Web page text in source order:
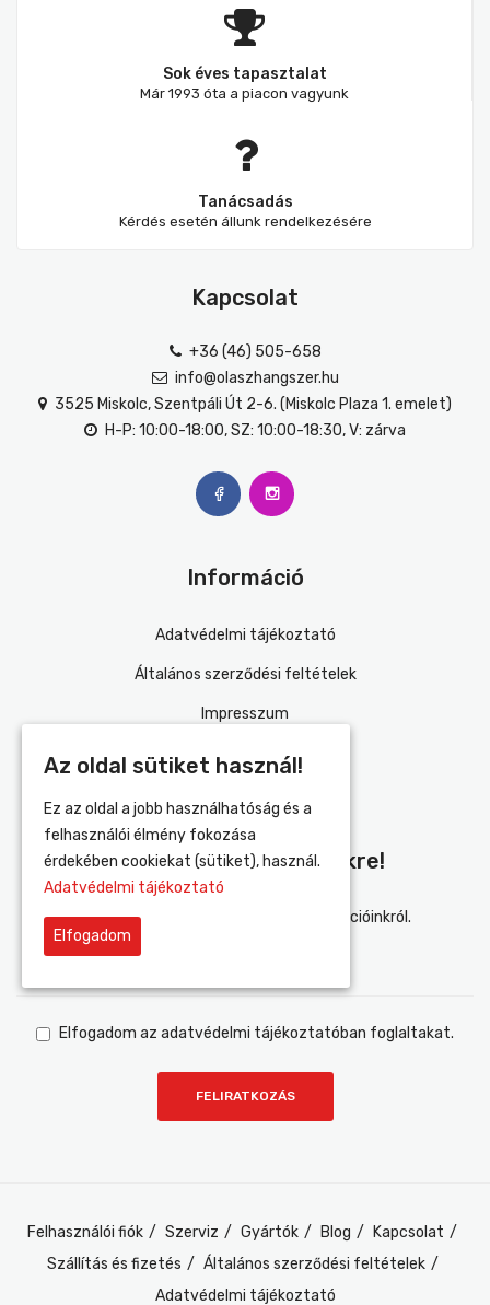
Sok éves tapasztalat
Már 1993 óta a piacon vagyunk
Tanácsadás
Kérdés esetén állunk rendelkezésére
Kapcsolat
+36 (46) 505-658
info@olaszhangszer.hu
3525 Miskolc, Szentpáli Út 2-6. (Miskolc Plaza 1. emelet)
H-P: 10:00-18:00, SZ: 10:00-18:30, V: zárva
Információ
Adatvédelmi tájékoztató
Általános szerződési feltételek
Impresszum
Szállítás és fizetés
Iratkozz Fel Hírlevelünkre!
Értesülj elsőként újdonságainkról és akcióinkról.
Elfogadom az adatvédelmi tájékoztatóban foglaltakat.
Felhasználói fiók Szerviz Gyártók Blog
Kapcsolat
Szállítás és fizetés
Általános szerződési feltételek
Adatvédelmi tájékoztató
Az oldal sütiket használ!
Ez az oldal a jobb használhatóság és a
felhasználói élmény fokozása
érdekében cookiekat (sütiket), használ.
Adatvédelmi tájékoztató
Elfogadom